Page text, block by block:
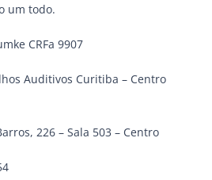
um todo.
CRFa 9907
Auditivos Curitiba – Centro
226 – Sala 503 – Centro